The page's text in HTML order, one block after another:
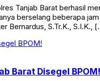
Tanjab Barat berhasil
berselang beberapa
Bernardus, S.Tr.K., S.I.K.,
Barat Disegel BPOM!